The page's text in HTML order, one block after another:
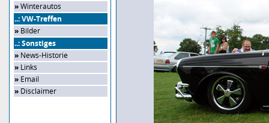
»Winterautos
..: VW-Treffen
» Bilder
..: Sonstiges
» News-Historie
» Links
» Email
» Disclaimer